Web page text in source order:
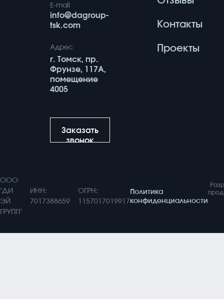
E-mail
info@dagroup-
tsk.com
Адрес
г. Томск, пр.
Фрунзе, 117А,
помещение
4005
Заказать
звонок
Контакты
Проекты
ООО
"ДИ
ЭЙ
ГРУПП"
ИНН:
7017388659
ОГРН:
1157017019917
Политика
конфиденциальности